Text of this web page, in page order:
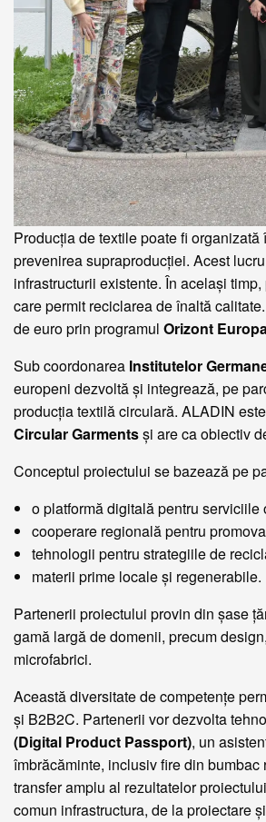
Producția de textile poate fi
prevenirea supraproducției. Acest
infrastructurii existente. În același
care permit reciclarea de înaltă
de euro prin programul Orizont
Sub coordonarea Institutelor
europeni dezvoltă și integrează, pe
producția textilă circulară. ALADIN
Circular Garmentsși are ca obiectiv
Conceptul proiectului se bazează pe
o platformă digitală pentru
cooperare regională pentru
tehnologii pentru strategiile de
materii prime locale și regenerabile.
Partenerii proiectului provin din șase
gamă largă de domenii, precum
microfabrici.
Această diversitate de competențe
și B2B2C. Partenerii vor dezvolta
(Digital Product Passport), un
îmbrăcăminte, inclusiv fire din
transfer amplu al rezultatelor
comun infrastructura, de la proiectare